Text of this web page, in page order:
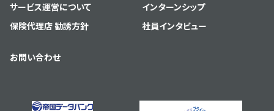
サービス運営について
保険代理店 勧誘方針
インターンシップ
社員インタビュー
お問い合わせ